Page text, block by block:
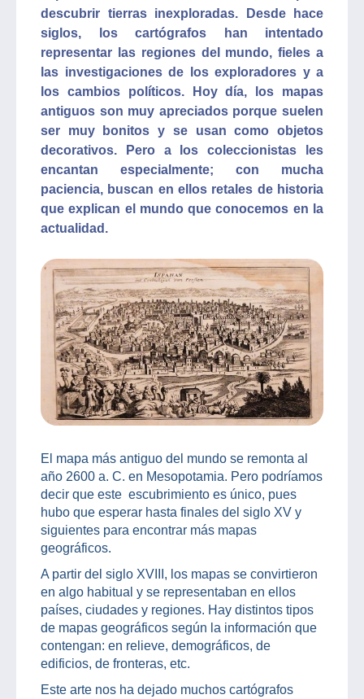
descubrir tierras inexploradas. Desde hace
siglos, los cartógrafos han intentado
representar las regiones del mundo, fieles a
las investigaciones de los exploradores y a
los cambios políticos. Hoy día, los mapas
antiguos son muy apreciados porque suelen
ser muy bonitos y se usan como objetos
decorativos. Pero a los coleccionistas les
encantan especialmente; con mucha
paciencia, buscan en ellos retales de historia
que explican el mundo que conocemos en la
actualidad.
El mapa más antiguo del mundo se remonta al
año 2600 a. C. en Mesopotamia. Pero podríamos
decir que este escubrimiento es único, pues
hubo que esperar hasta finales del siglo XV y
siguientes para encontrar más mapas
geográficos.
A partir del siglo XVIII, los mapas se convirtieron
en algo habitual y se representaban en ellos
países, ciudades y regiones. Hay distintos tipos
de mapas geográficos según la información que
contengan: en relieve, demográficos, de
edificios, de fronteras, etc.
Este arte nos ha dejado muchos cartógrafos